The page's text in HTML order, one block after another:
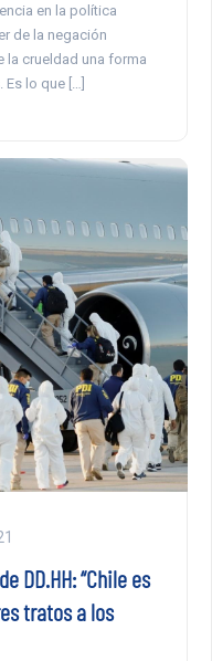
en la política
de la negación
la crueldad una forma
lo que […]
DD.HH: “Chile es
tratos a los